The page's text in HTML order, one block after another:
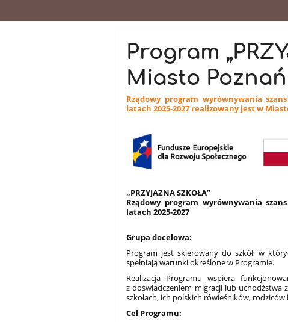
Aktualności
Program
Miasto
Rządowy program wyrównywania
latach 2025-2027 realizowany jest w
„PRZYJAZNA SZKOŁA”
Rządowy program wyrównywania
latach 2025-2027
Grupa docelowa:
Program jest skierowany do szkół, w
spełniają warunki określone w Programie.
Realizacja Programu wspiera
z doświadczeniem migracji lub
szkołach, ich polskich rówieśników,
Cel Programu: